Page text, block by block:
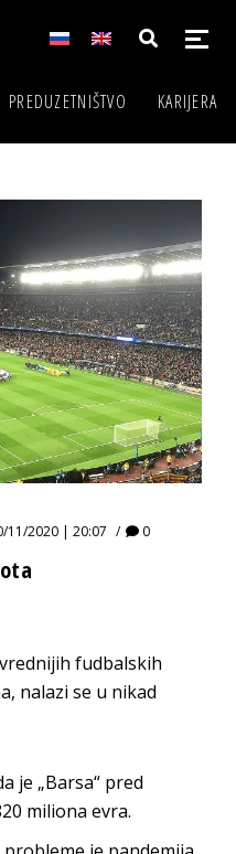
PREDUZETNIŠTVO KARIJERA
11/2020 | 20:07 0
fudbalskih
nalazi se u nikad
je „Barsa“ pred
miliona evra.